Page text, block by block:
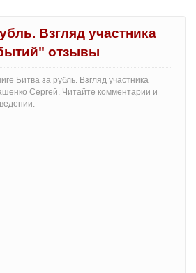
Взгляд участника
отзывы
Битва за рубль. Взгляд участника
Сергей. Читайте комментарии и